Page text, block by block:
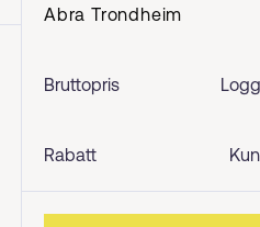
Abra Trondheim
Bruttopris
Rabatt